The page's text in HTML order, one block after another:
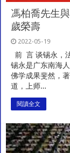
馮柏喬先生
歲榮壽
2022-05-19
前 言 谈锡永，
锡永是广东南海
佛学成果斐然，
道，上师...
閱讀全文